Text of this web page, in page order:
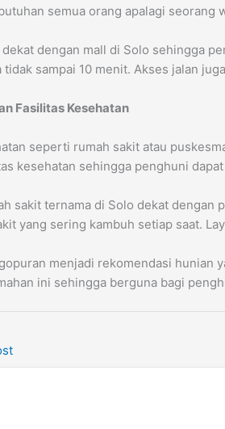
semua orang apalagi
dengan mall di Solo sehingga
tidak sampai 10 menit. Akses jalan
Fasilitas Kesehatan
seperti rumah sakit atau
kesehatan sehingga penghuni
sakit ternama di Solo dekat dengan
yang sering kambuh setiap saat.
menjadi rekomendasi hunian
ini sehingga berguna bagi